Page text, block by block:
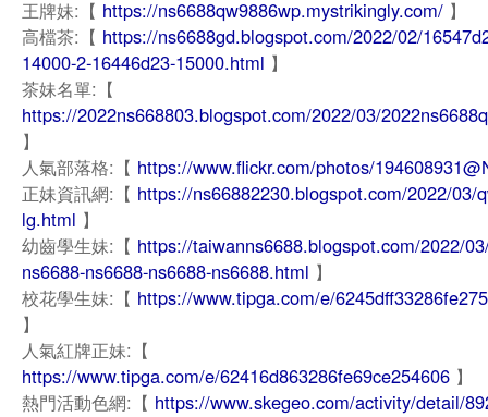
王牌妹:【 https://ns6688qw9886wp.mystrikingly.com/ 】
高檔茶:【 https://ns6688gd.blogspot.com/2022/02/
14000-2-16446d23-15000.html 】
茶妹名單:【
https://2022ns668803.blogspot.com/2022/03/
】
人氣部落格:【 https://www.flickr.com/photos/
正妹資訊網:【 https://ns66882230.blogspot.com/2022/03/
lg.html 】
幼齒學生妹:【 https://taiwanns6688.blogspot.com/2022/
ns6688-ns6688-ns6688-ns6688.html 】
校花學生妹:【 https://www.tipga.com/e/
】
人氣紅牌正妹:【
https://www.tipga.com/e/62416d863286fe69ce254606 】
熱門活動色網:【 https://www.skegeo.com/activity/detail/